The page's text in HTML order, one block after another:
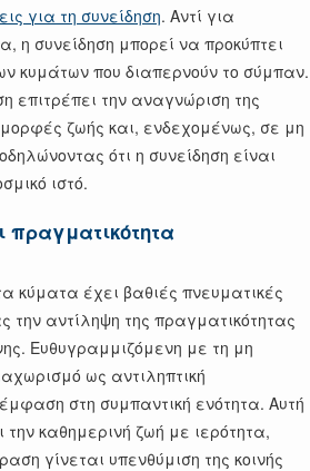
για τη συνείδηση. Αντί για
συνείδηση μπορεί να προκύπτει
κυμάτων που διαπερνούν το σύμπαν.
επιτρέπει την αναγνώριση της
μορφές ζωής και, ενδεχομένως, σε μη
ότι η συνείδηση είναι
ιστό.
πραγματικότητα
κύματα έχει βαθιές πνευματικές
την αντίληψη της πραγματικότητας
Ευθυγραμμιζόμενη με τη μη
ως αντιληπτική
στη συμπαντική ενότητα. Αυτή
την καθημερινή ζωή με ιερότητα,
γίνεται υπενθύμιση της κοινής